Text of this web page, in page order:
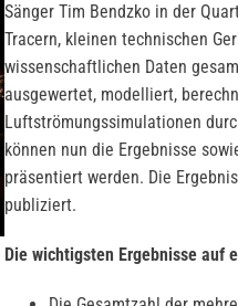
Sänger Tim Bendzko in der
Tracern, kleinen technischen
wissenschaftlichen Daten
ausgewertet, modelliert,
Luftströmungssimulationen
können nun die Ergebnisse
präsentiert werden. Die
publiziert.
Die wichtigsten Ergebnisse auf